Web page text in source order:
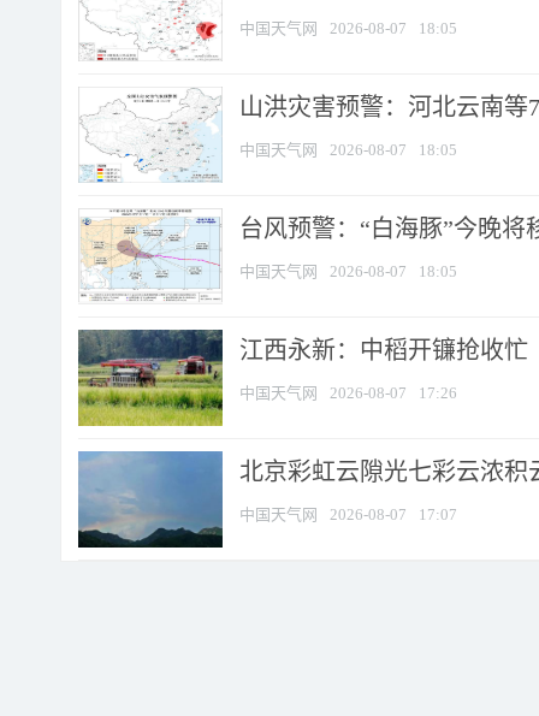
中国天气网 2026-08-07 18:05
山洪灾害预警：河北云南
中国天气网 2026-08-07 18:05
台风预警：“白海豚”今晚将
中国天气网 2026-08-07 18:05
江西永新：中稻开镰抢收忙
中国天气网 2026-08-07 17:26
北京彩虹云隙光七彩云浓积
中国天气网 2026-08-07 17:07